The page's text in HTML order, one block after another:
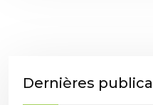
Dernières